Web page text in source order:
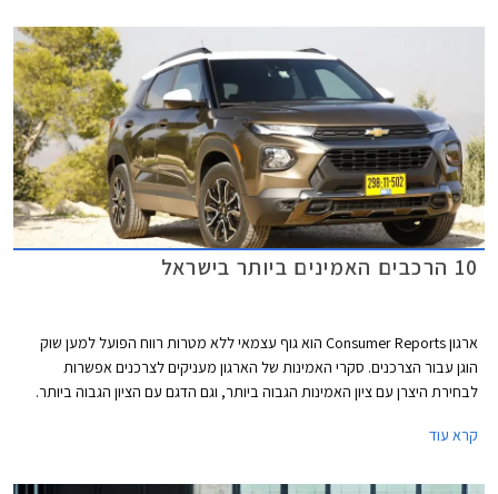
10 הרכבים האמינים ביותר בישראל
ארגון Consumer Reports הוא גוף עצמאי ללא מטרות רווח הפועל למען שוק
הוגן עבור הצרכנים. סקרי האמינות של הארגון מעניקים לצרכנים אפשרות
לבחירת היצרן עם ציון האמינות הגבוה ביותר, וגם הדגם עם הציון הגבוה ביותר.
עבורכם את הדגמים שקיבלו את הציון הגבוה ביותר ונמכרים גם בישראל.
קרא עוד